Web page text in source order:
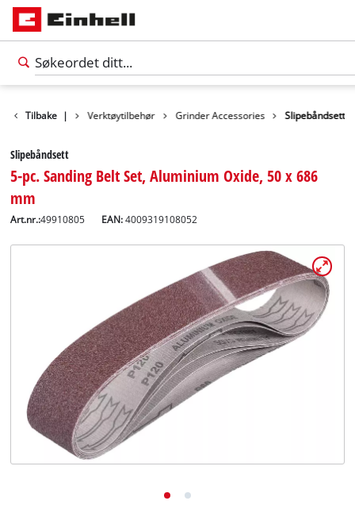
English
Tilbake |
Tilbehør Verktøytilbehør Grinder Accessories Slipebåndsett
Slipebåndsett
5-pc. Sanding Belt Set, Aluminium Oxide, 50 x 686
mm
Art.nr.:49910805 EAN:4009319108052